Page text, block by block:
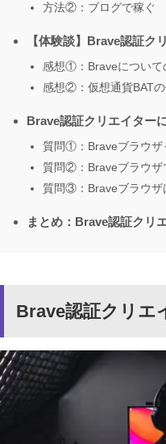
方法②：ブログで稼ぐ
【体験談】Brave認証ク
感想①：Braveについて
感想②：仮想通貨BAT
Brave認証クリエイター
質問①：Braveブラウザ
質問②：Braveブラウザ
質問③：Braveブラウザ
まとめ：Brave認証クリ
Brave認証クリエ